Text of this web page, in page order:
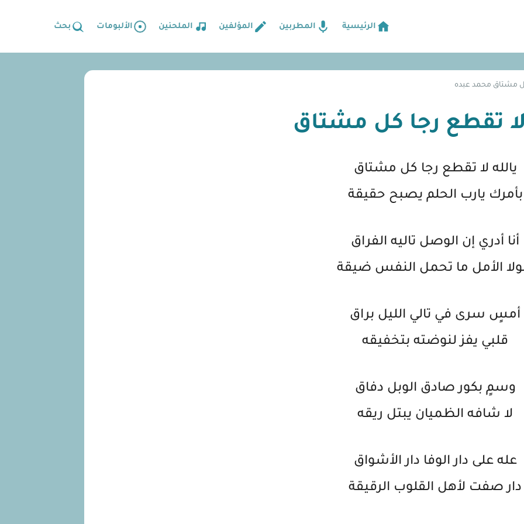
الرئيسية المطربين المؤلفين الملحنين الألبومات بحث
كل مشتاق محمد عبده
لا تقطع رجا كل مشتاق
يالله لا تقطع رجا كل مشتاق
بأمرك يارب الحلم يصبح حقيقة
أنا أدري إن الوصل تاليه الفراق
الأمل ما تحمل النفس ضيقة
أمسٍ سرى في تالي الليل براق
قلبي يفز لنوضته بتخفيقه
وسمٍ بكور صادق الوبل دفاق
لا شافه الظميان يبتل ريقه
عله على دار الوفا دار الأشواق
دار صفت لأهل القلوب الرقيقة